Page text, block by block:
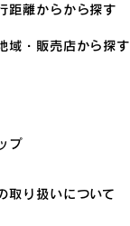
距離からから探す
域・販売店から探す
プ
取り扱いについて